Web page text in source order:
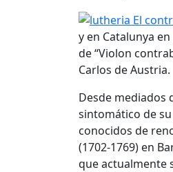
y en Catalunya
de “Violon
Carlos de Austria.
Desde mediados
sintomático de
conocidos de
(1702-1769) en
que actualmente